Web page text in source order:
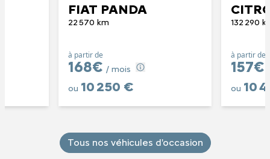
FIAT PANDA
22 570 km
à partir de
168€ / mois
ou 10 250 €
132 290
à partir de
157€
ou 10
Tous nos véhicules d'occasion